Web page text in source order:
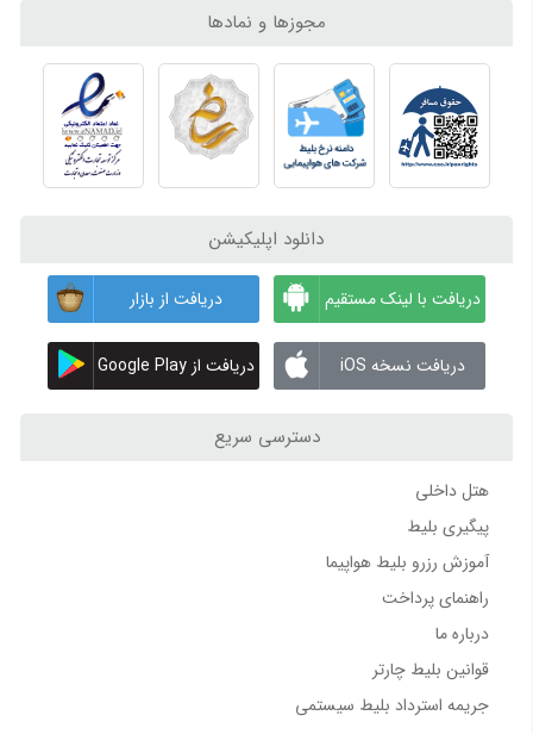
مجوزها و نمادها
دانلود اپلیکیشن
دریافت با لینک مستقیم دریافت از بازار
دریافت نسخه iOS دریافت از Google Play
دسترسی سریع
هتل داخلی
پیگیری بلیط
آموزش رزرو بلیط هواپیما
راهنمای پرداخت
درباره ما
قوانین بلیط چارتر
جریمه استرداد بلیط سیستمی